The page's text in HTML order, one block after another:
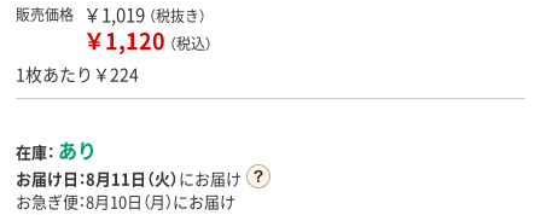
販売価格 ￥1,019 （税抜き）
￥1,120 （税込）
1枚あたり￥224
在庫： あり
お届け日：8月11日（火）にお届け
お急ぎ便：8月10日（月）にお届け